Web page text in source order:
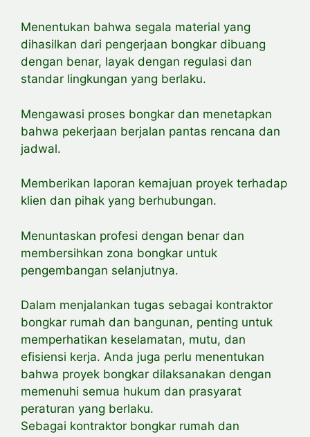
Menentukan bahwa segala material yang
dihasilkan dari pengerjaan bongkar dibuang
dengan benar, layak dengan regulasi dan
standar lingkungan yang berlaku.
Mengawasi proses bongkar dan menetapkan
bahwa pekerjaan berjalan pantas rencana dan
jadwal.
Memberikan laporan kemajuan proyek terhadap
klien dan pihak yang berhubungan.
Menuntaskan profesi dengan benar dan
membersihkan zona bongkar untuk
pengembangan selanjutnya.
Dalam menjalankan tugas sebagai kontraktor
bongkar rumah dan bangunan, penting untuk
memperhatikan keselamatan, mutu, dan
efisiensi kerja. Anda juga perlu menentukan
bahwa proyek bongkar dilaksanakan dengan
memenuhi semua hukum dan prasyarat
peraturan yang berlaku.
Sebagai kontraktor bongkar rumah dan